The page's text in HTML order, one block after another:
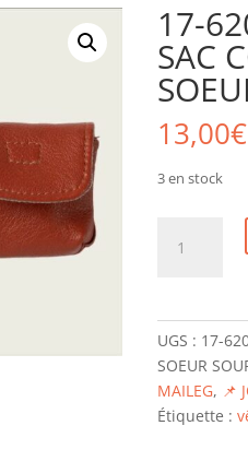
17-
SAC
13,00€
3 en stock
SAC
CORAIL
UGS : 17-
SOEUR
MAILEG, 📌
Étiquette :